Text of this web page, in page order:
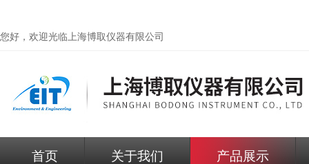
您好，欢迎光临上海博取仪器有限公司
首页 关于我们 产品展示